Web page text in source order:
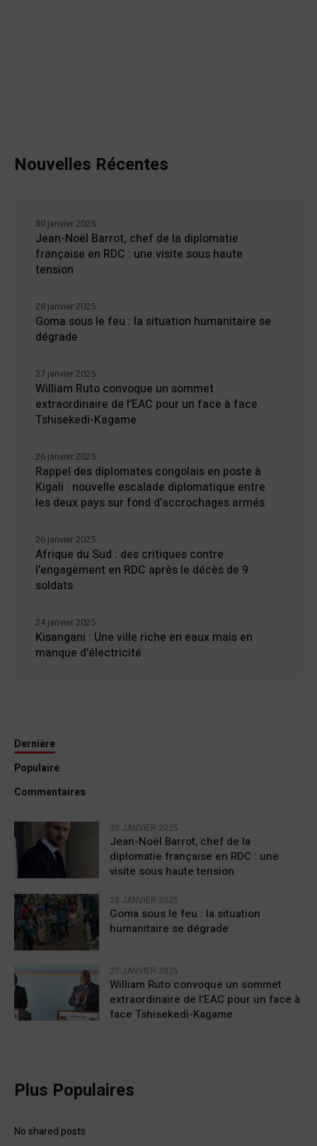
Nouvelles Récentes
Jean-Noël Barrot, chef de la diplomatie
française en RDC : une visite sous haute
tension
30 janvier 2025
Goma sous le feu : la situation humanitaire se
dégrade
28 janvier 2025
William Ruto convoque un sommet
extraordinaire de l’EAC pour un face à face
Tshisekedi-Kagame
27 janvier 2025
Rappel des diplomates congolais en poste à
Kigali : nouvelle escalade diplomatique entre
les deux pays sur fond d’accrochages armés
26 janvier 2025
Afrique du Sud : des critiques contre
l’engagement en RDC après le décès de 9
soldats
26 janvier 2025
Kisangani : Une ville riche en eaux mais en
manque d’électricité
24 janvier 2025
Dernière
Populaire
Commentaires
30 JANVIER 2025
Jean-Noël Barrot, chef de la
diplomatie française en RDC : une
visite sous haute tension
28 JANVIER 2025
Goma sous le feu : la situation
humanitaire se dégrade
27 JANVIER 2025
William Ruto convoque un sommet
extraordinaire de l’EAC pour un face à
face Tshisekedi-Kagame
Plus Populaires
No shared posts